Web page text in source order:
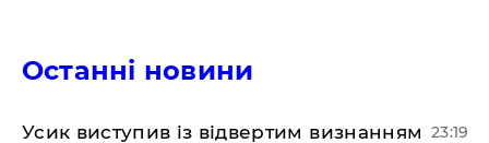
Останні новини
​Усик виступив із відвертим визнанням 23:19